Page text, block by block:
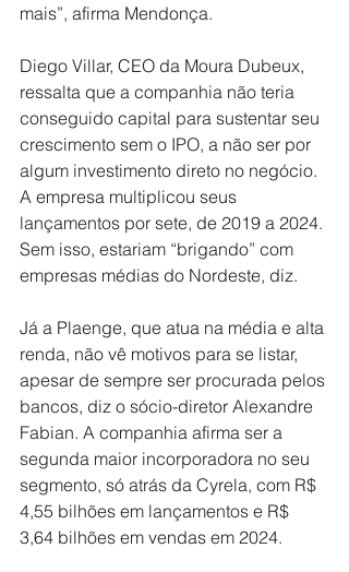
mais”, afirma Mendonça.
Diego Villar, CEO da Moura Dubeux,
ressalta que a companhia não teria
conseguido capital para sustentar seu
crescimento sem o IPO, a não ser por
algum investimento direto no negócio.
A empresa multiplicou seus
lançamentos por sete, de 2019 a 2024.
Sem isso, estariam “brigando” com
empresas médias do Nordeste, diz.
Já a Plaenge, que atua na média e alta
renda, não vê motivos para se listar,
apesar de sempre ser procurada pelos
bancos, diz o sócio-diretor Alexandre
Fabian. A companhia afirma ser a
segunda maior incorporadora no seu
segmento, só atrás da Cyrela, com R$
4,55 bilhões em lançamentos e R$
3,64 bilhões em vendas em 2024.